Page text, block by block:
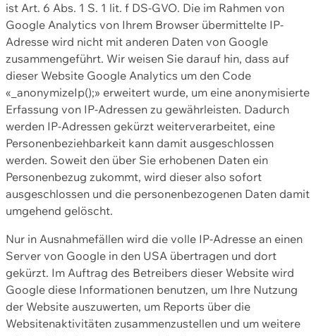
ist Art. 6 Abs. 1 S. 1 lit. f DS-GVO. Die im Rahmen von
Google Analytics von Ihrem Browser übermittelte IP-
Adresse wird nicht mit anderen Daten von Google
zusammengeführt. Wir weisen Sie darauf hin, dass auf
dieser Website Google Analytics um den Code
«_anonymizeIp();» erweitert wurde, um eine anonymisierte
Erfassung von IP-Adressen zu gewährleisten. Dadurch
werden IP-Adressen gekürzt weiterverarbeitet, eine
Personenbeziehbarkeit kann damit ausgeschlossen
werden. Soweit den über Sie erhobenen Daten ein
Personenbezug zukommt, wird dieser also sofort
ausgeschlossen und die personenbezogenen Daten damit
umgehend gelöscht.
Nur in Ausnahmefällen wird die volle IP-Adresse an einen
Server von Google in den USA übertragen und dort
gekürzt. Im Auftrag des Betreibers dieser Website wird
Google diese Informationen benutzen, um Ihre Nutzung
der Website auszuwerten, um Reports über die
Websitenaktivitäten zusammenzustellen und um weitere